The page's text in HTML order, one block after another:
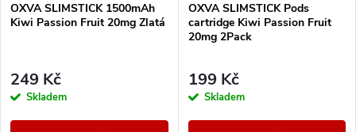
OXVA SLIMSTICK 1500mAh
Kiwi Passion Fruit 20mg Zlatá
249 Kč
Skladem
OXVA SLIMSTICK Pods
cartridge Kiwi Passion Fruit
20mg 2Pack
199 Kč
Skladem